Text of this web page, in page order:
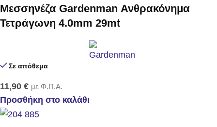
Μεσσηνέζα Gardenman Ανθρακόνημα
Τετράγωνη 4.0mm 29mt
Σε απόθεμα
11,90 € με Φ.Π.Α.
Προσθήκη στο καλάθι